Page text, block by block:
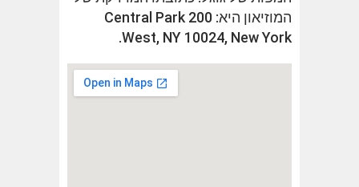
המוזיאון היא: 200 Central Park
West, NY 10024, New York.